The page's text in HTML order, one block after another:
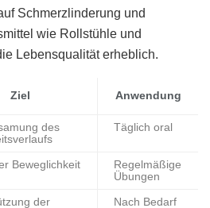
Schmerzlinderung und
wie Rollstühle und
Lebensqualität erheblich.
Ziel Anwendung
des
Täglich oral
Beweglichkeit
Regelmäßige
Übungen
der
Nach Bedarf